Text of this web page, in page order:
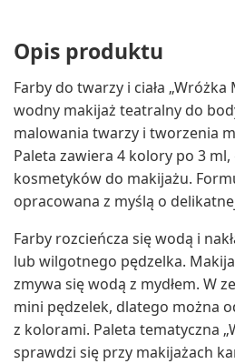
Opis produktu
Farby do twarzy i ciała
wodny makijaż teatralny do
malowania twarzy i tworzenia
Paleta zawiera 4 kolory po 3 ml,
kosmetyków do makijażu.
opracowana z myślą o
Farby rozcieńcza się wodą i
lub wilgotnego pędzelka.
zmywa się wodą z mydłem. W
mini pędzelek, dlatego można
z kolorami. Paleta tematyczna
sprawdzi się przy makijażach